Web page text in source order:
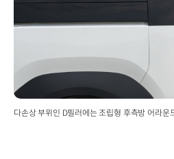
다손상 부위인 D필러에는 조립형 후측방 어라